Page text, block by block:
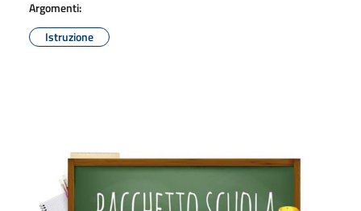
Argomenti:
Istruzione